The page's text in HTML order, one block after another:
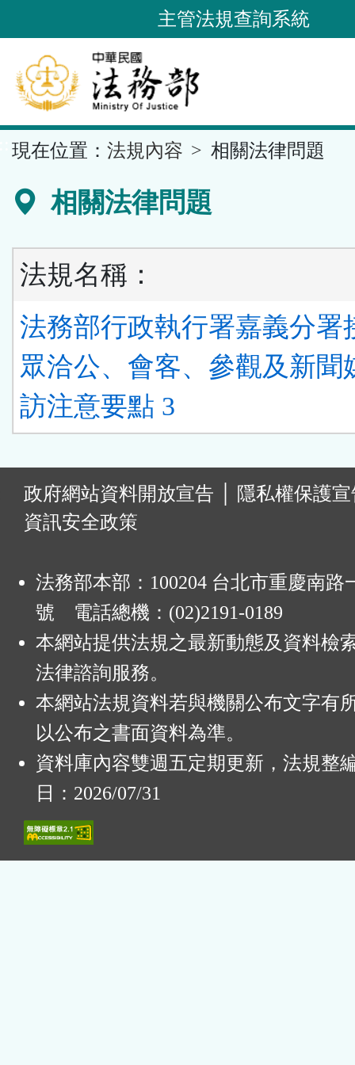
到
要
內
容
區
主管法規查詢系統
現在位置： 法規內容 相關法律問題
相關法律問題
法規名稱：
法務部行政執行署嘉義分署
眾洽公、會客、參觀及新聞
訪注意要點 3
政府網站資料開放宣告
隱私權保護
資訊安全政策
法務部本部：100204 台北市重慶南路
號 電話總機：(02)2191-0189
本網站提供法規之最新動態及資料檢
法律諮詢服務。
本網站法規資料若與機關公布文字有
以公布之書面資料為準。
資料庫內容雙週五定期更新，法規整
日：2026/07/31